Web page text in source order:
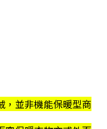
，並非機能保暖型商